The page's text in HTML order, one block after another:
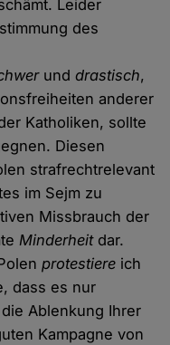
Leider
des
unddrastisch,
anderer
Katholiken, sollte
Diesen
strafrechtrelevant
im Sejm zu
Missbrauch der
Minderheitdar.
protestiere ich
dass es nur
Ablenkung Ihrer
Kampagne von